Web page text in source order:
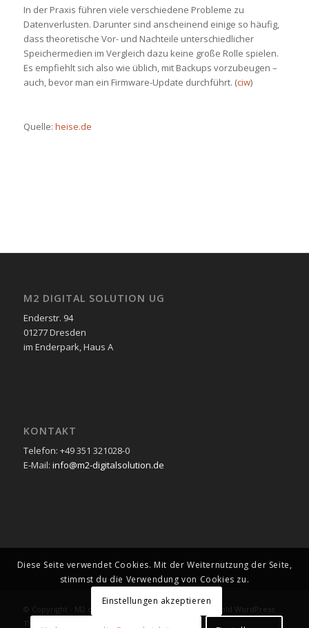
In der Praxis führen viele verschiedene Probleme zu
Datenverlusten. Darunter sind anscheinend einige so häufig,
dass theoretische Vor- und Nachteile unterschiedlicher
Speichermedien im Vergleich dazu keine große Rolle spielen.
Es empfiehlt sich also wie üblich, mit Backups vorzubeugen –
auch, bevor man ein Firmware-Update durchführt. (ciw)
Quelle: heise.de
M2 DIGITAL SOLUTION UG
Enderstr. 94
01277 Dresden
im Enderpark, Haus A
KONTAKT
Telefon: +49 351 321028-0
E-Mail: info@m2-digitalsolution.de
© Copyright - M2 digital solution UG
powered by Enfold WordPress
Theme
Diese Seite verwendet Cookies. Mit der Weiternutzung der Seite,
stimmst du die Verwendung von Cookies zu.
Einstellungen akzeptieren